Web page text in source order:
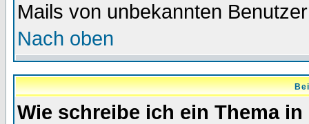
Mails von unbekannten
Nach oben
Wie schreibe ich ein Thema